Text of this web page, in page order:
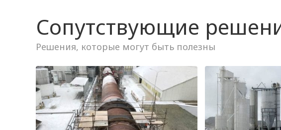
Сопутствующие